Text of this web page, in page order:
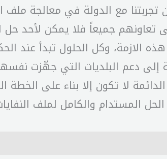
تجربتنا مع الدولة في معالجة
تعاونهم جميعاً فلا يمكن لأحد
الازمة، وكل الحلول تبدأ عند
إلى دعم البلديات التي جهّزت
الدائمة لا تكون إلا بناء على
المستدام والكامل لملف